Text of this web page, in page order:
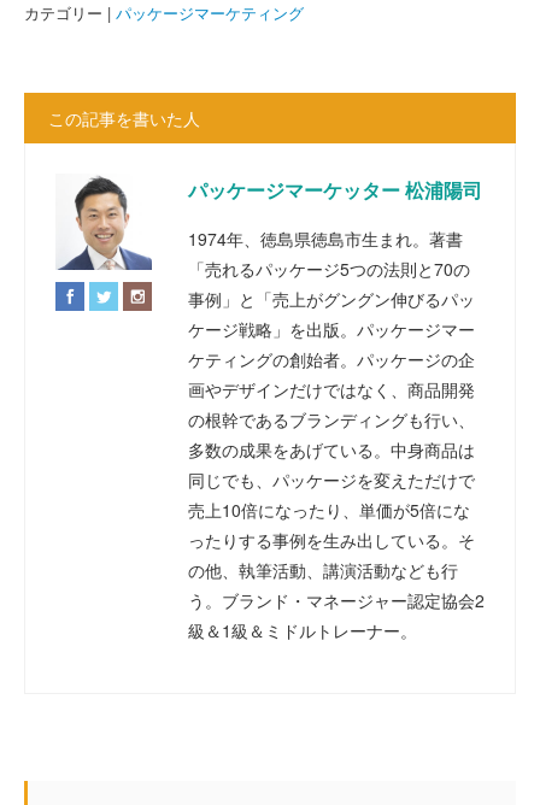
カテゴリー | パッケージマーケティング
この記事を書いた人
パッケージマーケッター 松浦陽司
1974年、徳島県徳島市生まれ。著書
「売れるパッケージ5つの法則と70の
事例」と「売上がグングン伸びるパッ
ケージ戦略」を出版。パッケージマー
ケティングの創始者。パッケージの企
画やデザインだけではなく、商品開発
の根幹であるブランディングも行い、
多数の成果をあげている。中身商品は
同じでも、パッケージを変えただけで
売上10倍になったり、単価が5倍にな
ったりする事例を生み出している。そ
の他、執筆活動、講演活動なども行
う。ブランド・マネージャー認定協会2
級＆1級＆ミドルトレーナー。